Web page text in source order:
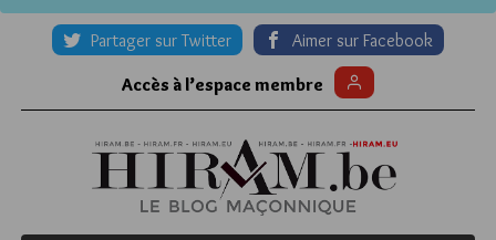
Partager sur Twitter Aimer sur Facebook
Accès à l’espace membre